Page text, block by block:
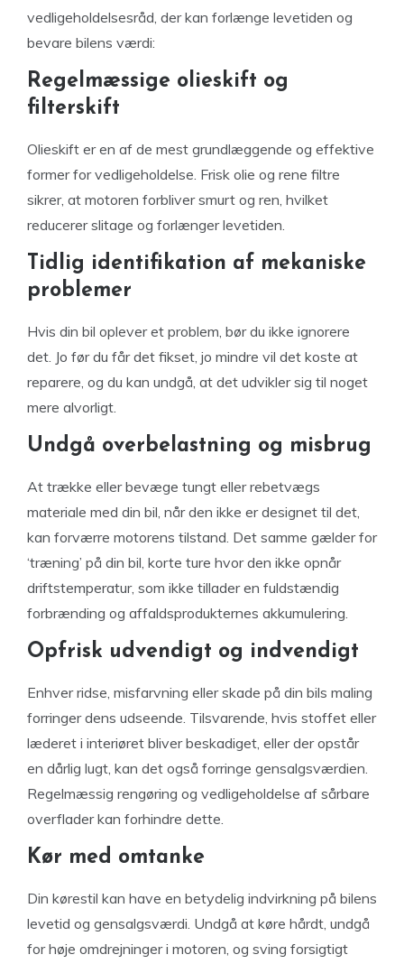
vedligeholdelsesråd, der kan forlænge levetiden og
bevare bilens værdi:
Regelmæssige olieskift og
filterskift
Olieskift er en af de mest grundlæggende og effektive
former for vedligeholdelse. Frisk olie og rene filtre
sikrer, at motoren forbliver smurt og ren, hvilket
reducerer slitage og forlænger levetiden.
Tidlig identifikation af mekaniske
problemer
Hvis din bil oplever et problem, bør du ikke ignorere
det. Jo før du får det fikset, jo mindre vil det koste at
reparere, og du kan undgå, at det udvikler sig til noget
mere alvorligt.
Undgå overbelastning og misbrug
At trække eller bevæge tungt eller rebetvægs
materiale med din bil, når den ikke er designet til det,
kan forværre motorens tilstand. Det samme gælder for
‘træning’ på din bil, korte ture hvor den ikke opnår
driftstemperatur, som ikke tillader en fuldstændig
forbrænding og affaldsprodukternes akkumulering.
Opfrisk udvendigt og indvendigt
Enhver ridse, misfarvning eller skade på din bils maling
forringer dens udseende. Tilsvarende, hvis stoffet eller
læderet i interiøret bliver beskadiget, eller der opstår
en dårlig lugt, kan det også forringe gensalgsværdien.
Regelmæssig rengøring og vedligeholdelse af sårbare
overflader kan forhindre dette.
Kør med omtanke
Din kørestil kan have en betydelig indvirkning på bilens
levetid og gensalgsværdi. Undgå at køre hårdt, undgå
for høje omdrejninger i motoren, og sving forsigtigt